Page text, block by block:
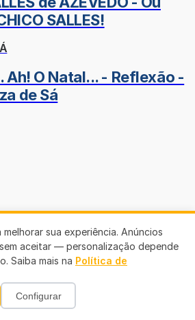
SALLES!
Ah! O Natal... - Reflexão -
de Sá
sua experiência. Anúncios
aceitar — personalização depende
Saiba mais na Política de
Configurar